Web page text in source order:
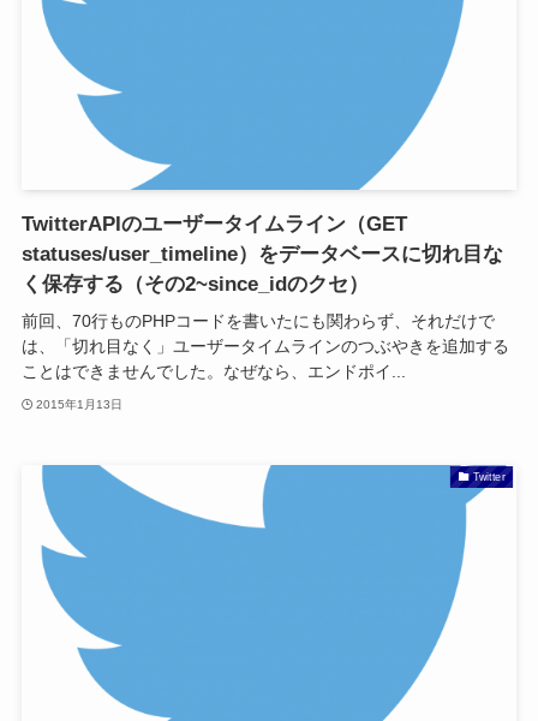
TwitterAPIのユーザータイムライン（GET
statuses/user_timeline）をデータベースに切れ目な
く保存する（その2~since_idのクセ）
前回、70行ものPHPコードを書いたにも関わらず、それだけで
は、「切れ目なく」ユーザータイムラインのつぶやきを追加する
ことはできませんでした。なぜなら、エンドポイ...
2015年1月13日
Twitter